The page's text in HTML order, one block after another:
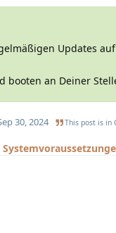
Updates
booten an Deiner
30, 2024 This post is in